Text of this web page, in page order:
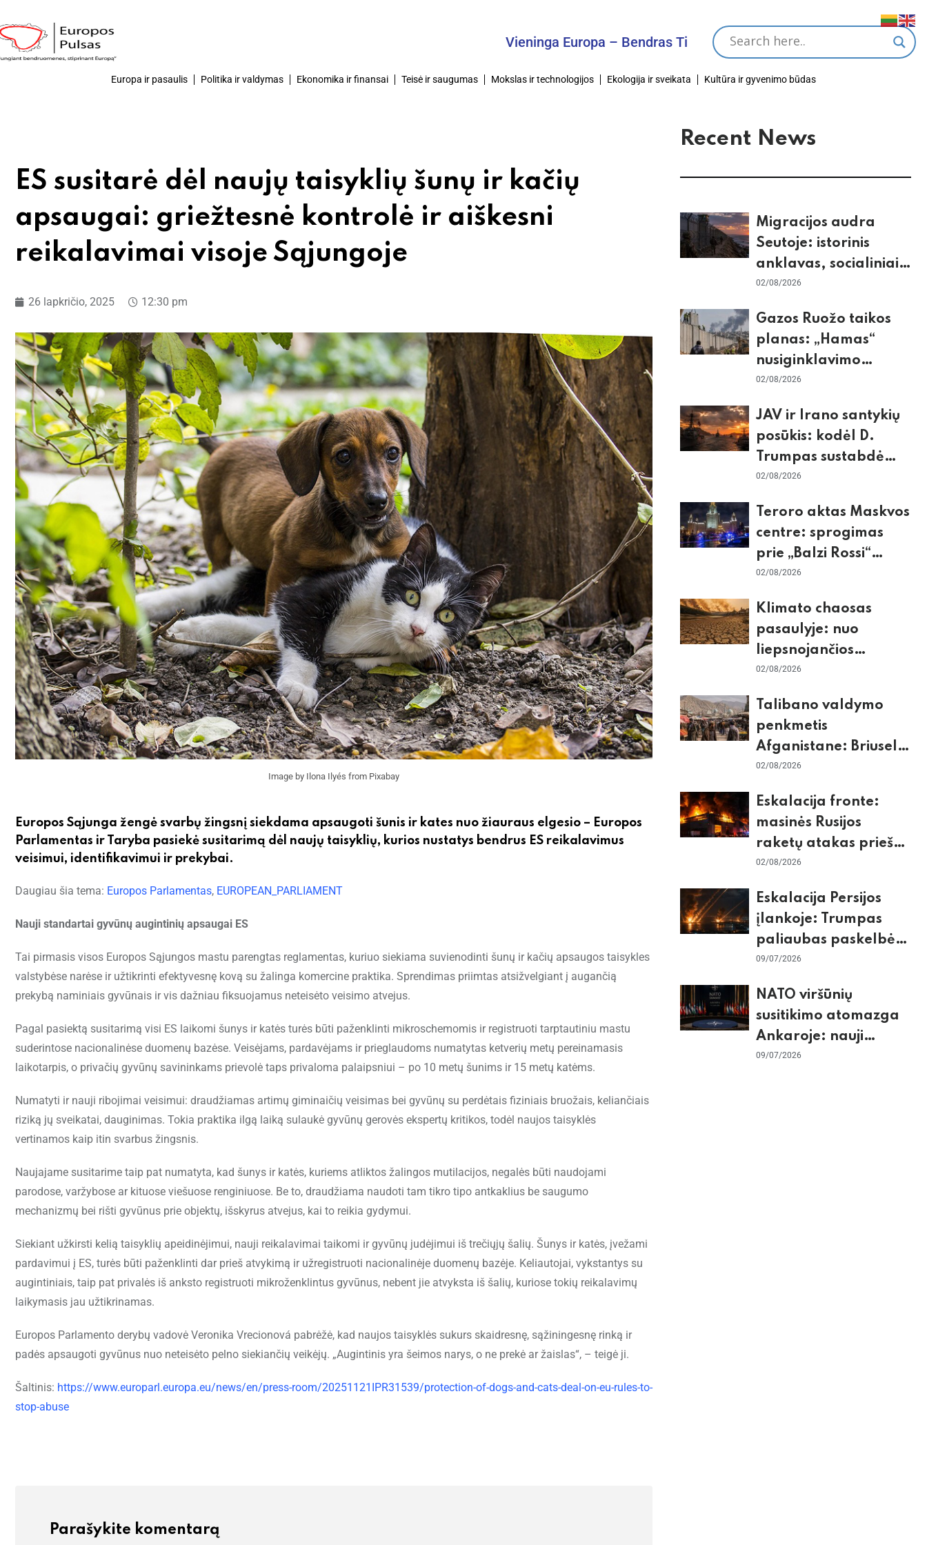
Vieninga Europa – Bendras Tikslas
Europa ir pasaulis Politika ir valdymas Ekonomika ir finansai Teisė ir saugumas Mokslas ir technologijos Ekologija ir sveikata Kultūra ir gyvenimo būdas
ES susitarė dėl naujų taisyklių šunų ir kačių
apsaugai: griežtesnė kontrolė ir aiškesni
reikalavimai visoje Sąjungoje
26 lapkričio, 2025 12:30 pm
Image by Ilona Ilyés from Pixabay
Europos Sąjunga žengė svarbų žingsnį siekdama apsaugoti šunis ir kates nuo žiauraus elgesio – Europos
Parlamentas ir Taryba pasiekė susitarimą dėl naujų taisyklių, kurios nustatys bendrus ES reikalavimus
veisimui, identifikavimui ir prekybai.
Daugiau šia tema: Europos Parlamentas, EUROPEAN_PARLIAMENT
Nauji standartai gyvūnų augintinių apsaugai ES
Tai pirmasis visos Europos Sąjungos mastu parengtas reglamentas, kuriuo siekiama suvienodinti šunų ir kačių apsaugos taisykles
valstybėse narėse ir užtikrinti efektyvesnę kovą su žalinga komercine praktika. Sprendimas priimtas atsižvelgiant į augančią
prekybą naminiais gyvūnais ir vis dažniau fiksuojamus neteisėto veisimo atvejus.
Pagal pasiektą susitarimą visi ES laikomi šunys ir katės turės būti paženklinti mikroschemomis ir registruoti tarptautiniu mastu
suderintose nacionalinėse duomenų bazėse. Veisėjams, pardavėjams ir prieglaudoms numatytas ketverių metų pereinamasis
laikotarpis, o privačių gyvūnų savininkams prievolė taps privaloma palaipsniui – po 10 metų šunims ir 15 metų katėms.
Numatyti ir nauji ribojimai veisimui: draudžiamas artimų giminaičių veisimas bei gyvūnų su perdėtais fiziniais bruožais, keliančiais
riziką jų sveikatai, dauginimas. Tokia praktika ilgą laiką sulaukė gyvūnų gerovės ekspertų kritikos, todėl naujos taisyklės
vertinamos kaip itin svarbus žingsnis.
Naujajame susitarime taip pat numatyta, kad šunys ir katės, kuriems atliktos žalingos mutilacijos, negalės būti naudojami
parodose, varžybose ar kituose viešuose renginiuose. Be to, draudžiama naudoti tam tikro tipo antkaklius be saugumo
mechanizmų bei rišti gyvūnus prie objektų, išskyrus atvejus, kai to reikia gydymui.
Siekiant užkirsti kelią taisyklių apeidinėjimui, nauji reikalavimai taikomi ir gyvūnų judėjimui iš trečiųjų šalių. Šunys ir katės, įvežami
pardavimui į ES, turės būti paženklinti dar prieš atvykimą ir užregistruoti nacionalinėje duomenų bazėje. Keliautojai, vykstantys su
augintiniais, taip pat privalės iš anksto registruoti mikroženklintus gyvūnus, nebent jie atvyksta iš šalių, kuriose tokių reikalavimų
laikymasis jau užtikrinamas.
Europos Parlamento derybų vadovė Veronika Vrecionová pabrėžė, kad naujos taisyklės sukurs skaidresnę, sąžiningesnę rinką ir
padės apsaugoti gyvūnus nuo neteisėto pelno siekiančių veikėjų. „Augintinis yra šeimos narys, o ne prekė ar žaislas“, – teigė ji.
Šaltinis: https://www.europarl.europa.eu/news/en/press-room/20251121IPR31539/protection-of-dogs-and-cats-deal-on-eu-rules-to-
stop-abuse
Parašykite komentarą
Recent News
Migracijos audra
Seutoje: istorinis
anklavas, socialiniai
tinklai ir ES skilimas
02/08/2026
Gazos Ruožo taikos
planas: „Hamas“
nusiginklavimo
sąlygos, Izraelio
nerimas dėl sienos
02/08/2026
JAV ir Irano santykių
posūkis: kodėl D.
Trumpas sustabdė
smūgius ir kuo
ekonomika
02/08/2026
Teroro aktas Maskvos
centre: sprogimas
prie „Balzi Rossi“
restorano,
tikrieji taikiniai
02/08/2026
Klimato chaosas
pasaulyje: nuo
liepsnojančios
Europos iki
Antarktidos
paradokso
02/08/2026
Talibano valdymo
penkmetis
Afganistane: Briuselio
vizito užkulisiai, gilus
konfliktas su
Pakistanu
02/08/2026
Eskalacija fronte:
masinės Rusijos
raketų atakas prieš
Kijevą, dronų smūgiai
žiemos krizės grėsmė
02/08/2026
Eskalacija Persijos
įlankoje: Trumpas
paliaubas paskelbė
baigtomis, JAV
taikinių Irane
09/07/2026
NATO viršūnių
susitikimo atomazga
Ankaroje: nauji
įsipareigojimai
09/07/2026